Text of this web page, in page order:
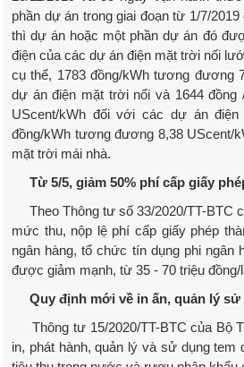
phần dự án trong giai đoạn từ 1/7/
thì dự án hoặc một phần dự án đó
điện của các dự án điện mặt trời nối
cụ thể, 1783 đồng/kWh tương đương
dự án điện mặt trời nổi và 1644
UScent/kWh đối với các dự án
đồng/kWh tương đương 8,38 UScent/
mặt trời mái nhà.
Từ 5/5, giảm 50% phí cấp giấy
Theo Thông tư số 33/2020/TT-BTC
mức thu, nộp lệ phí cấp giấy phép
ngân hàng, tổ chức tín dụng phi ngân
được giảm mạnh, từ 35 - 70 triệu đồng/
Quy định mới về in ấn, quản lý
Thông tư 15/2020/TT-BTC của Bộ
in, phát hành, quản lý và sử dụng